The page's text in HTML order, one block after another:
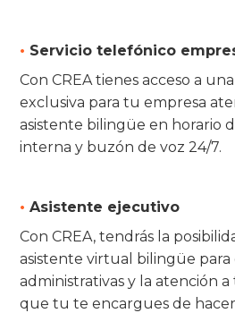
• Servicio telefónico
Con CREA tienes acceso a
exclusiva para tu empresa
asistente bilingüe en horario
interna y buzón de voz 24/7.
•Asistente ejecutivo
Con CREA, tendrás la
asistente virtual bilingüe
administrativas y la atención
que tu te encargues de